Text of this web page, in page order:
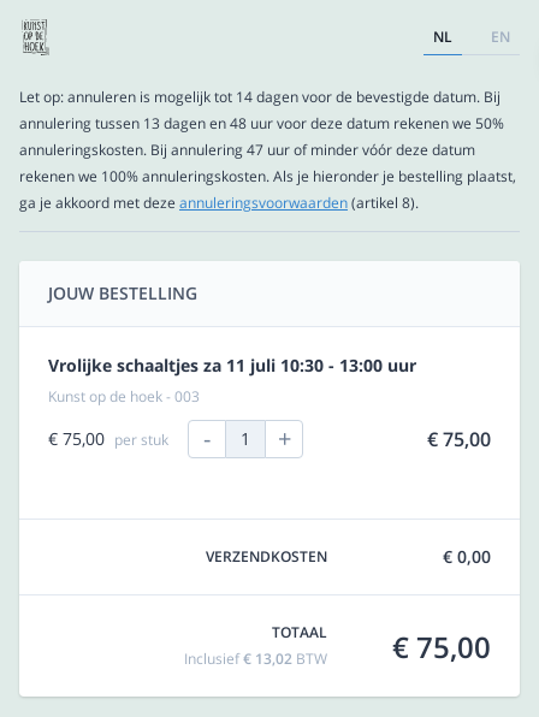
NL EN
Let op: annuleren is mogelijk tot 14 dagen voor de bevestigde datum. Bij
annulering tussen 13 dagen en 48 uur voor deze datum rekenen we 50%
annuleringskosten. Bij annulering 47 uur of minder vóór deze datum
rekenen we 100% annuleringskosten. Als je hieronder je bestelling plaatst,
ga je akkoord met deze annuleringsvoorwaarden(artikel 8).
JOUW BESTELLING
Vrolijke schaaltjes za 11 juli 10:30 - 13:00 uur
Kunst op de hoek - 003
€ 75,00 per stuk - 1 + € 75,00
VERZENDKOSTEN € 0,00
TOTAAL
Inclusief€ 13,02 BTW € 75,00